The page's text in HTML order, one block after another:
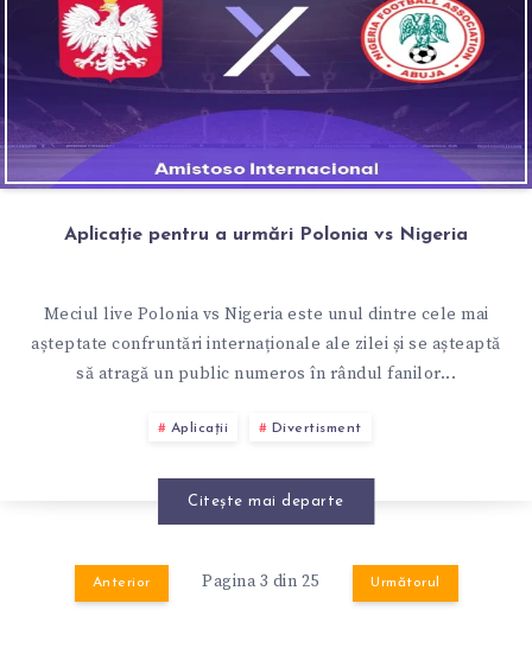
Aplicație pentru a urmări Polonia vs Nigeria
Meciul live Polonia vs Nigeria este unul dintre cele mai
așteptate confruntări internaționale ale zilei și se așteaptă
să atragă un public numeros în rândul fanilor...
Aplicații Divertisment
Citește mai departe
Anterior Pagina 3 din 25 Următorul